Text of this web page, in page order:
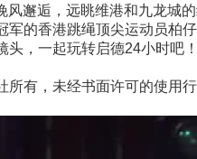
风邂逅，远眺维港和九龙城
香港跳绳顶尖运动员柏仔
头，一起玩转启德24小时吧
所有，未经书面许可的使用